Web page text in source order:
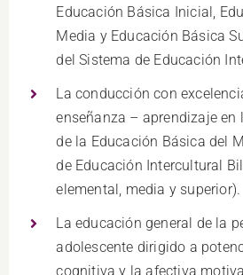
Educación Básica Inicial,
Media y Educación Básica
del Sistema de Educación
La conducción con
enseñanza – aprendizaje en
de la Educación Básica del
de Educación Intercultural
elemental, media y superior).
La educación general de la
adolescente dirigido a
cognitiva y la afectiva